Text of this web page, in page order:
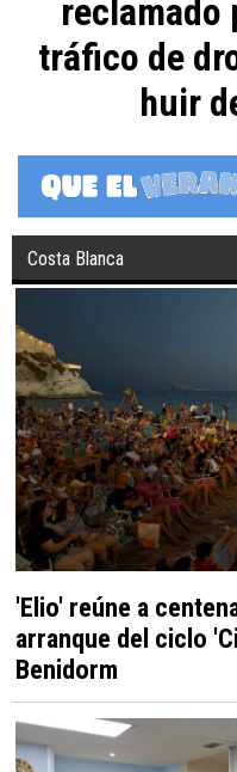
reclamado
tráfico de
huir
Costa Blanca
'Elio' reúne a
arranque del ciclo
Benidorm